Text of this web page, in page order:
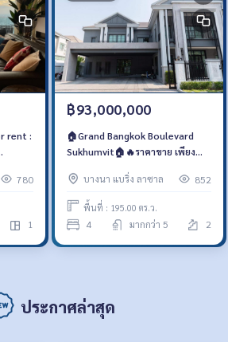
rent :
780
1
฿93,000,000
🏠Grand Bangkok Boulevard
Sukhumvit🏠🔥ราคาขาย เพียง
บางนา แบริ่ง ลาซาล
852
พื้นที่ : 195.00 ตร.ว.
4 มากกว่า 5 2
ประกาศล่าสุด